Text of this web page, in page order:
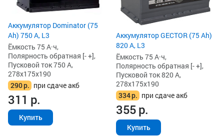
Аккумулятор Dominator (75
Ah) 750 А, L3
Ёмкость 75 А·ч,
Полярность обратная [- +],
Пусковой ток 750 А,
278x175x190
290р. при сдаче акб
311 р.
Купить
Аккумулятор GECTOR (75 Ah)
820 А, L3
Ёмкость 75 А·ч,
Полярность обратная [- +],
Пусковой ток 820 А,
278x175x190
334р. при сдаче акб
355р.
Купить